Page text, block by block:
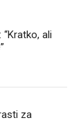
ali
za